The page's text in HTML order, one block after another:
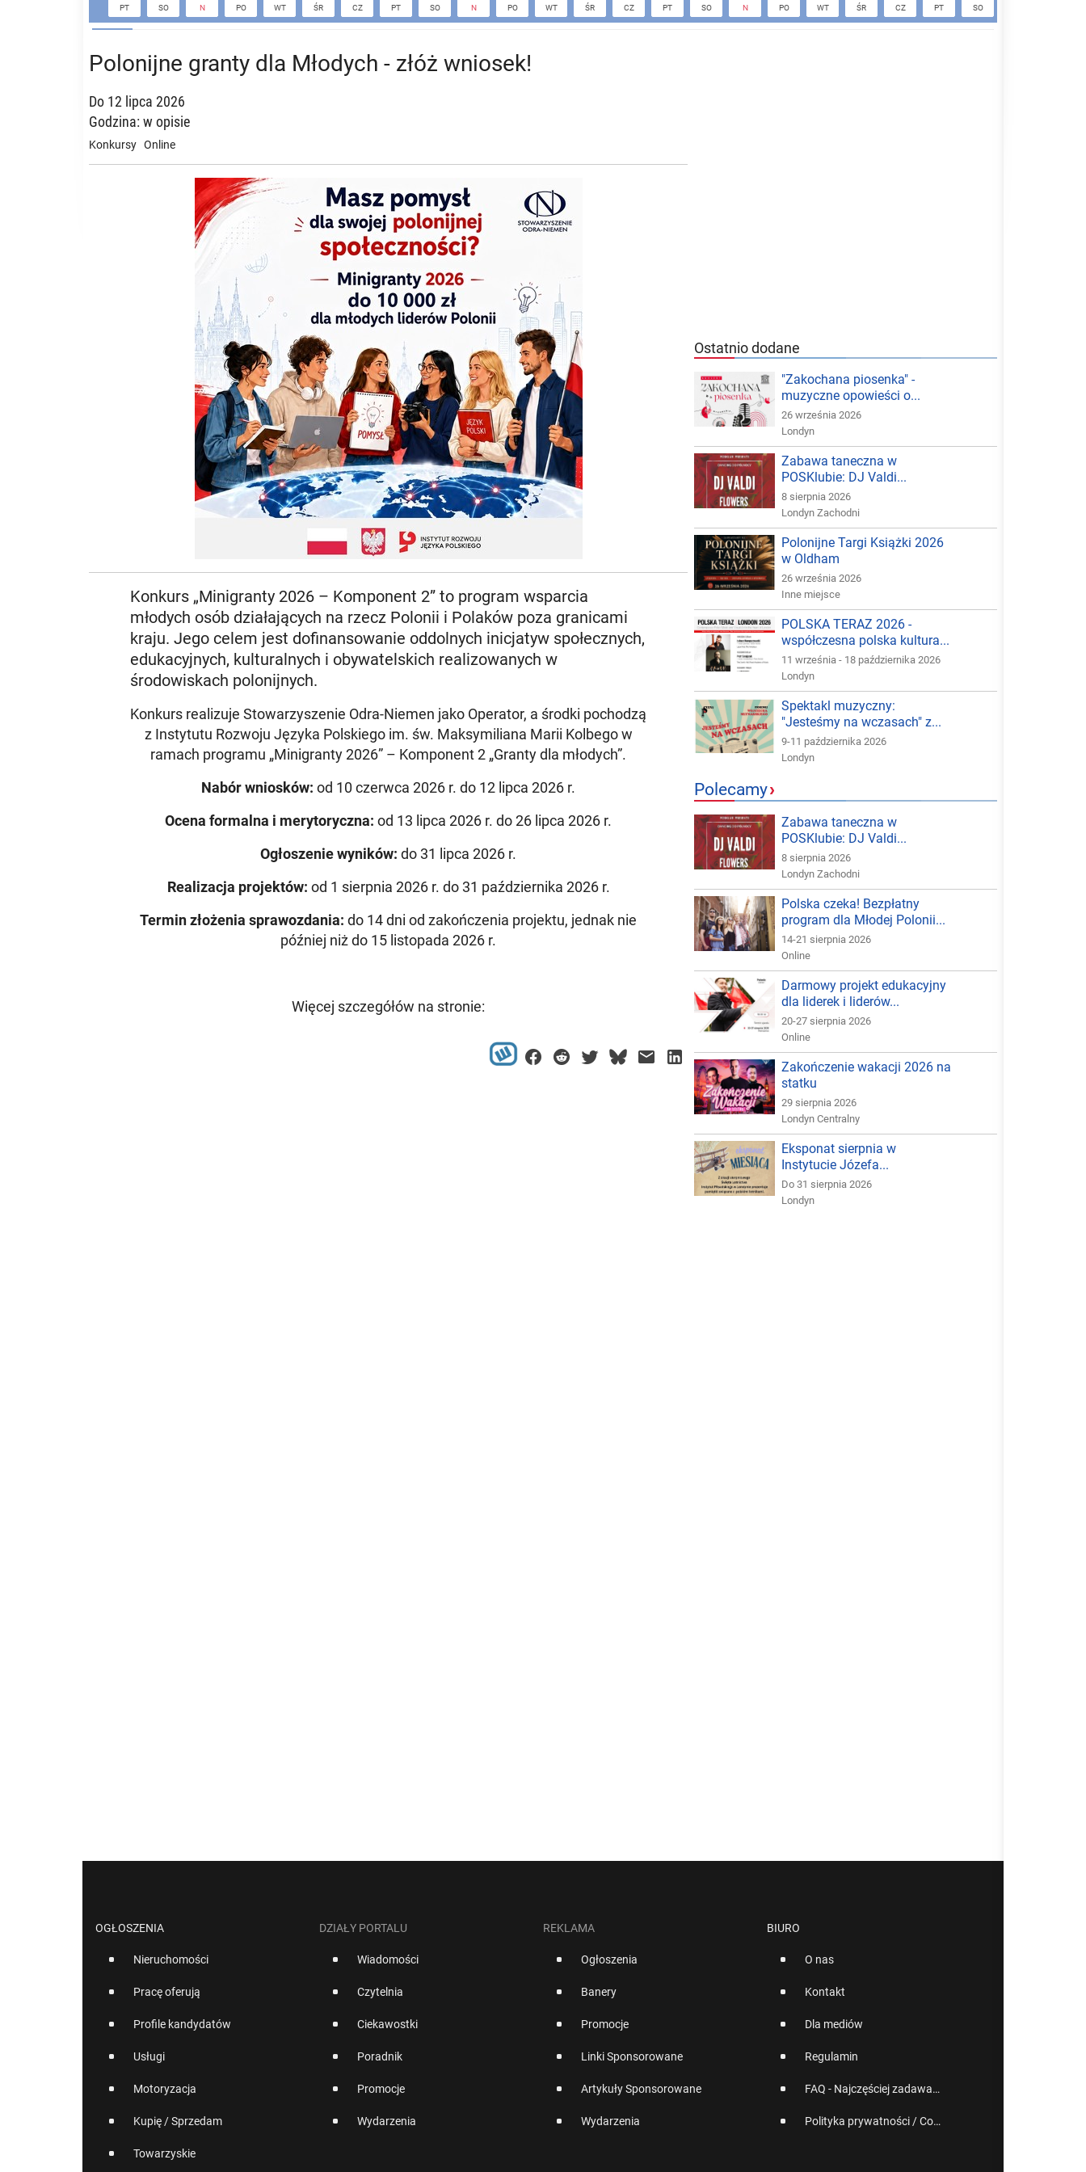
PT SO N PO WT ŚR CZ PT SO N PO WT ŚR CZ PT SO N PO WT ŚR CZ PT SO
Polonijne granty dla Młodych - złóż wniosek!
Do 12 lipca 2026
Godzina: w opisie
Konkursy Online
Konkurs „Minigranty 2026 – Komponent 2” to program wsparcia
młodych osób działających na rzecz Polonii i Polaków poza granicami
kraju. Jego celem jest dofinansowanie oddolnych inicjatyw społecznych,
edukacyjnych, kulturalnych i obywatelskich realizowanych w
środowiskach polonijnych.
Konkurs realizuje Stowarzyszenie Odra-Niemen jako Operator, a środki pochodzą
z Instytutu Rozwoju Języka Polskiego im. św. Maksymiliana Marii Kolbego w
ramach programu „Minigranty 2026” – Komponent 2 „Granty dla młodych”.
Nabór wniosków: od 10 czerwca 2026 r. do 12 lipca 2026 r.
Ocena formalna i merytoryczna: od 13 lipca 2026 r. do 26 lipca 2026 r.
Ogłoszenie wyników: do 31 lipca 2026 r.
Realizacja projektów: od 1 sierpnia 2026 r. do 31 października 2026 r.
Termin złożenia sprawozdania: do 14 dni od zakończenia projektu, jednak nie
później niż do 15 listopada 2026 r.
Więcej szczegółów na stronie:
Ostatnio dodane
"Zakochana piosenka" -
muzyczne opowieści o...
26 września 2026
Londyn
Zabawa taneczna w
POSKlubie: DJ Valdi...
8 sierpnia 2026
Londyn Zachodni
Polonijne Targi Książki 2026
w Oldham
26 września 2026
Inne miejsce
POLSKA TERAZ 2026 -
współczesna polska kultura...
11 września - 18 października 2026
Londyn
Spektakl muzyczny:
"Jesteśmy na wczasach" z...
9-11 października 2026
Londyn
Polecamy›
Zabawa taneczna w
POSKlubie: DJ Valdi...
8 sierpnia 2026
Londyn Zachodni
Polska czeka! Bezpłatny
program dla Młodej Polonii...
14-21 sierpnia 2026
Online
Darmowy projekt edukacyjny
dla liderek i liderów...
20-27 sierpnia 2026
Online
Zakończenie wakacji 2026 na
statku
29 sierpnia 2026
Londyn Centralny
Eksponat sierpnia w
Instytucie Józefa...
Do 31 sierpnia 2026
Londyn
OGŁOSZENIA
Nieruchomości
Pracę oferują
Profile kandydatów
Usługi
Motoryzacja
Kupię / Sprzedam
Towarzyskie
DZIAŁY PORTALU
Wiadomości
Czytelnia
Ciekawostki
Poradnik
Promocje
Wydarzenia
REKLAMA
Ogłoszenia
Banery
Promocje
Linki Sponsorowane
Artykuły Sponsorowane
Wydarzenia
BIURO
O nas
Kontakt
Dla mediów
Regulamin
FAQ - Najczęściej zadawane pytania
Polityka prywatności / Cookies